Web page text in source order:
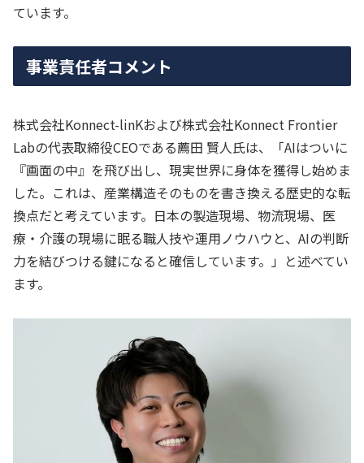
ています。
事業責任者コメント
株式会社Konnect-linKおよび株式会社Konnect Frontier
Labの代表取締役CEOである薦田 賢人氏は、「AIはついに
『画面の中』を飛び出し、現実世界に身体を獲得し始めま
した。これは、産業構造そのものを書き換える歴史的な転
換点だと考えています。日本の製造現場、物流現場、医
療・介護の現場に眠る職人技や運用ノウハウと、AIの判断
力を結びつける鍵になると確信しています。」と述べてい
ます。